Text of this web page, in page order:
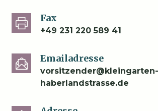
Fax
+49 231 220 589 41
Emailadresse
vorsitzender@kleingarten-
haberlandstrasse.de